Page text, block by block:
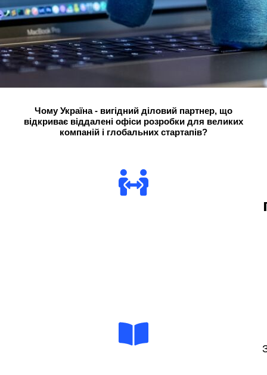
Чому Україна - вигідний діловий партнер, що
відкриває віддалені офіси розробки для великих
компаній і глобальних стартапів?